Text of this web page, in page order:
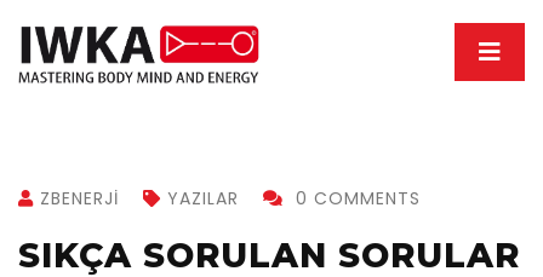
ZBENERJI YAZILAR 0 COMMENTS
SIKÇA SORULAN SORULAR